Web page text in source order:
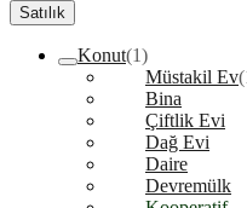
Satılık
Konut(1)
Müstakil Ev
Bina
Çiftlik Evi
Dağ Evi
Daire
Devremülk